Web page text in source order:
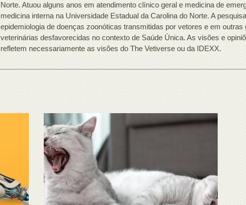
Norte. Atuou alguns anos em atendimento clínico geral e medicina de
medicina interna na Universidade Estadual da Carolina do Norte. A
epidemiologia de doenças zoonóticas transmitidas por vetores e em
veterinárias desfavorecidas no contexto de Saúde Única. As visões e
refletem necessariamente as visões do The Vetiverse ou da IDEXX.